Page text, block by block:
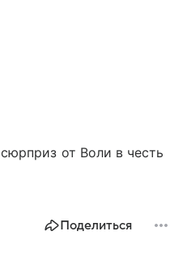
сюрприз от Воли в честь
Поделиться